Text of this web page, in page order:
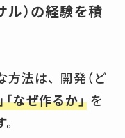
）の経験を積
法は、開発（ど
「なぜ作るか」 を